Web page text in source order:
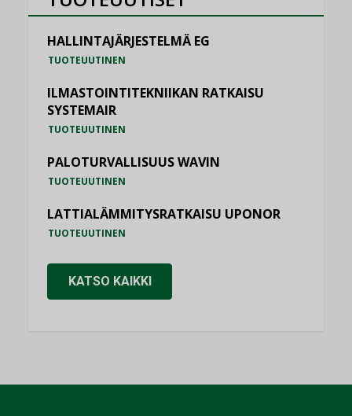
HALLINTAJÄRJESTELMÄ EG
TUOTEUUTINEN
ILMASTOINTITEKNIIKAN RATKAISU
SYSTEMAIR
TUOTEUUTINEN
PALOTURVALLISUUS WAVIN
TUOTEUUTINEN
LATTIALÄMMITYSRATKAISU UPONOR
TUOTEUUTINEN
KATSO KAIKKI